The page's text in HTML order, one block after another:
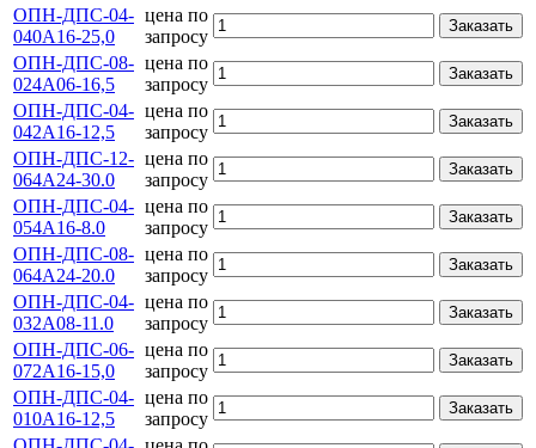
ОПН-ДПС-04-
040А16-25,0
цена по
запросу
Заказать
ОПН-ДПС-08-
024А06-16,5
цена по
запросу
Заказать
ОПН-ДПС-04-
042А16-12,5
цена по
запросу
Заказать
ОПН-ДПС-12-
064А24-30.0
цена по
запросу
Заказать
ОПН-ДПС-04-
054А16-8.0
цена по
запросу
Заказать
ОПН-ДПС-08-
064А24-20.0
цена по
запросу
Заказать
ОПН-ДПС-04-
032А08-11.0
цена по
запросу
Заказать
ОПН-ДПС-06-
072А16-15,0
цена по
запросу
Заказать
ОПН-ДПС-04-
010А16-12,5
цена по
запросу
Заказать